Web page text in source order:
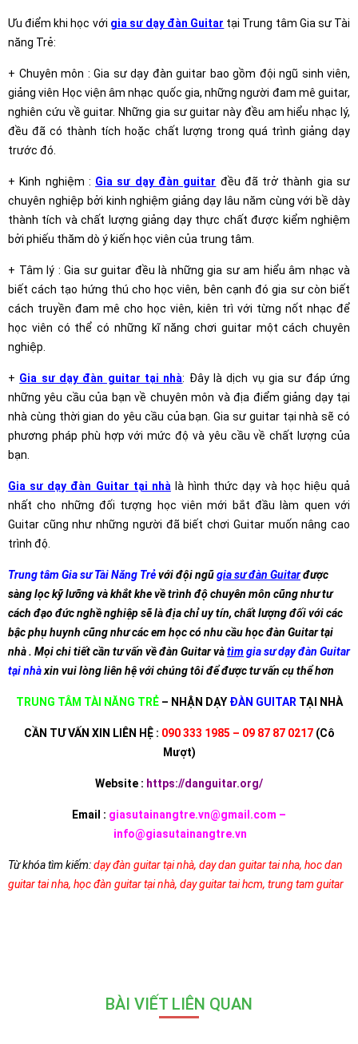
Ưu điểm khi học với gia sư dạy đàn Guitar tại Trung tâm Gia sư Tài
năng Trẻ:
+ Chuyên môn : Gia sư dạy đàn guitar bao gồm đội ngũ sinh viên,
giảng viên Học viện âm nhạc quốc gia, những người đam mê guitar,
nghiên cứu về guitar. Những gia sư guitar này đều am hiểu nhạc lý,
đều đã có thành tích hoặc chất lượng trong quá trình giảng dạy
trước đó.
+ Kinh nghiệm : Gia sư dạy đàn guitar đều đã trở thành gia sư
chuyên nghiệp bởi kinh nghiệm giảng dạy lâu năm cùng với bề dày
thành tích và chất lượng giảng dạy thực chất được kiểm nghiệm
bởi phiếu thăm dò ý kiến học viên của trung tâm.
+ Tâm lý : Gia sư guitar đều là những gia sư am hiểu âm nhạc và
biết cách tạo hứng thú cho học viên, bên cạnh đó gia sư còn biết
cách truyền đam mê cho học viên, kiên trì với từng nốt nhạc để
học viên có thể có những kĩ năng chơi guitar một cách chuyên
nghiệp.
+ Gia sư dạy đàn guitar tại nhà: Đây là dịch vụ gia sư đáp ứng
những yêu cầu của bạn về chuyên môn và địa điểm giảng dạy tại
nhà cùng thời gian do yêu cầu của bạn. Gia sư guitar tại nhà sẽ có
phương pháp phù hợp với mức độ và yêu cầu về chất lượng của
bạn.
Gia sư dạy đàn Guitar tại nhà là hình thức dạy và học hiệu quả
nhất cho những đối tượng học viên mới bắt đầu làm quen với
Guitar cũng như những người đã biết chơi Guitar muốn nâng cao
trình độ.
Trung tâm Gia sư Tài Năng Trẻvới đội ngũgia sư đàn Guitarđược
sàng lọc kỹ lưỡng và khắt khe về trình độ chuyên môn cũng như tư
cách đạo đức nghề nghiệp sẽ là địa chỉ uy tín, chất lượng đối với các
bậc phụ huynh cũng như các em học có nhu cầu học đàn Guitar tại
nhà . Mọi chi tiết cần tư vấn về đàn Guitar vàtìm gia sưdạy đàn Guitar
tại nhàxin vui lòng liên hệ với chúng tôi để được tư vấn cụ thể hơn
TRUNG TÂM TÀI NĂNG TRẺ – NHẬN DẠY ĐÀN GUITAR TẠI NHÀ
CẦN TƯ VẤN XIN LIÊN HỆ : 090 333 1985 – 09 87 87 0217 (Cô
Mượt)
Website : https://danguitar.org/
Email : giasutainangtre.vn@gmail.com –
info@giasutainangtre.vn
Từ khóa tìm kiếm:dạy đàn guitar tại nhà, day dan guitar tai nha, hoc dan
guitar tai nha, học đàn guitar tại nhà, day guitar tai hcm, trung tam guitar
BÀI VIẾT LIÊN QUAN